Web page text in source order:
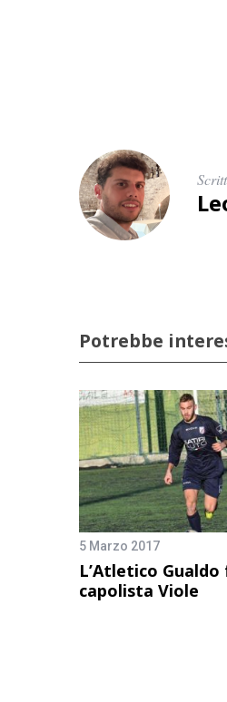
Potrebbe
5 Marzo 2017
L’Atletico
capolista Viole